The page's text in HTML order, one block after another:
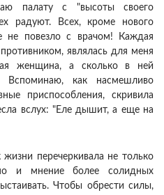
палату с "высоты своего
радуют. Всех, кроме нового
не повезло с врачом! Каждая
являлась для меня
женщина, а сколько в ней
Вспоминаю, как насмешливо
приспособления, скривила
вслух: "Еле дышит, а еще на
перечеркивала не только
и мнение более солидных
Чтобы обрести силы,